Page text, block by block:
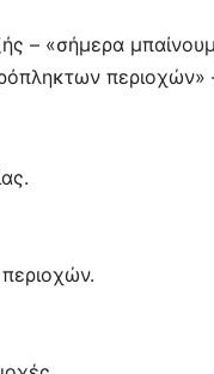
– «σήμερα
περιοχών»